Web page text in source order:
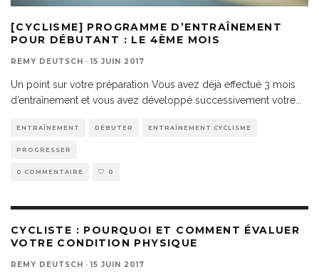
[CYCLISME] PROGRAMME D’ENTRAÎNEMENT
POUR DÉBUTANT : LE 4ÈME MOIS
REMY DEUTSCH · 15 JUIN 2017
Un point sur votre préparation Vous avez déjà effectué 3 mois
d’entraînement et vous avez développé successivement votre
ENTRAÎNEMENT DÉBUTER ENTRAÎNEMENT CYCLISME
PROGRESSER
0 COMMENTAIRE 0
CYCLISTE : POURQUOI ET COMMENT ÉVALUER
VOTRE CONDITION PHYSIQUE
REMY DEUTSCH · 15 JUIN 2017